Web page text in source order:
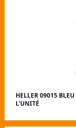
HELLER 09015
L'UNITÉ